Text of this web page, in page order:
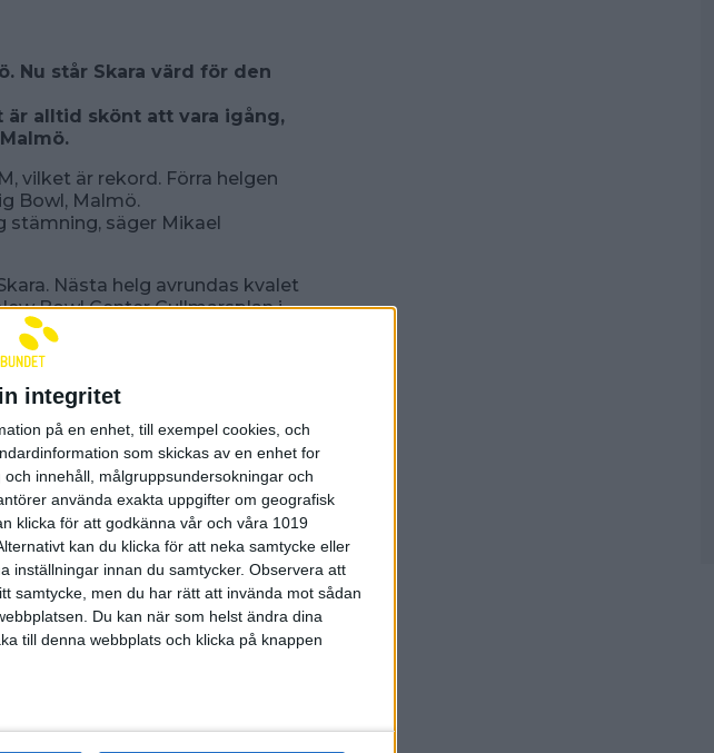
integritet
på en enhet, till exempel cookies, och
som skickas av en enhet for
innehåll, målgruppsundersokningar och
använda exakta uppgifter om geografisk
klicka för att godkänna vår och våra 1019
kan du klicka för att neka samtycke eller
inställningar innan du samtycker. Observera att
samtycke, men du har rätt att invända mot sådan
Du kan när som helst ändra dina
till denna webbplats och klicka på knappen
Nu står Skara värd för den
är alltid skönt att vara igång,
vilket är rekord. Förra helgen
Bowl, Malmö.
stämning, säger Mikael
Nästa helg avrundas kvalet
Bowl Center Gullmarsplan i
den 27 juni i Karlstad i
Anmäl dig här.